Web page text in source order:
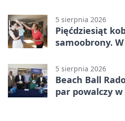
5 sierpnia 2026
Pięćdziesiąt
samoobrony.
5 sierpnia 2026
Beach Ball
par powalczy